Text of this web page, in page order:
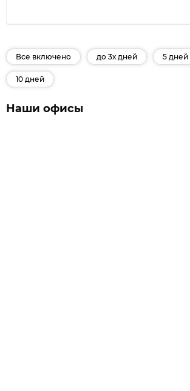
Все включено до 3х дней 5 дней
10 дней
Наши офисы